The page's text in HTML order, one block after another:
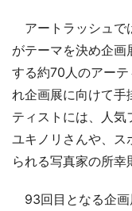
アートラッシュで
がテーマを決め企
する約70人のアー
れ企画展に向けて手
ティストには、人気
ユキノリさんや、ス
られる写真家の所幸
93回目となる企画